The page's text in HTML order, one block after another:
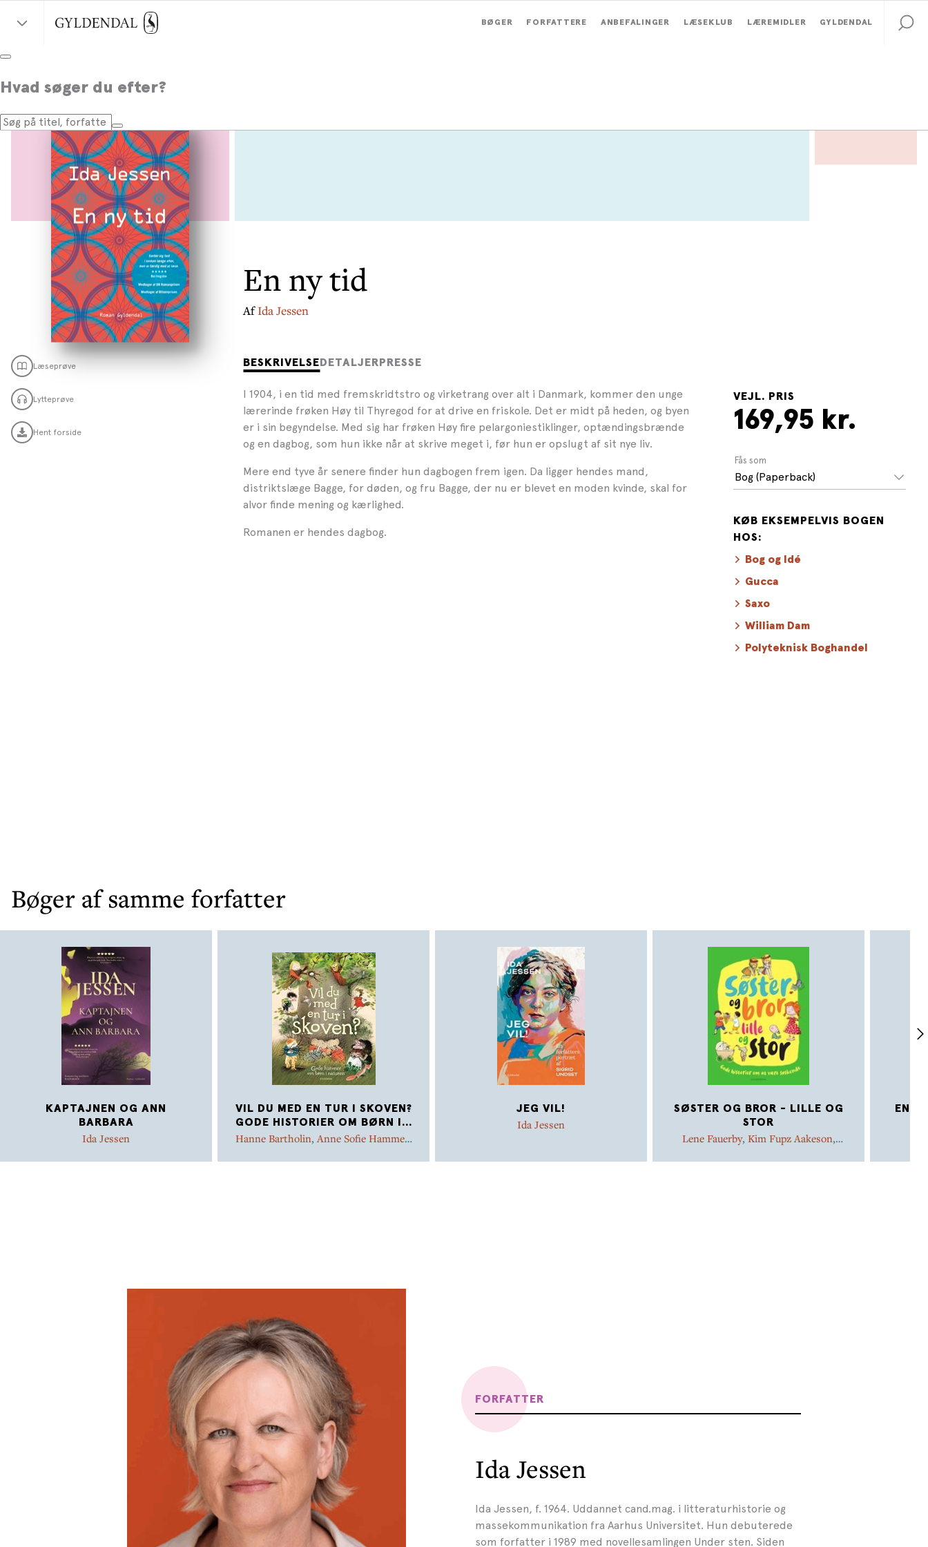
BØGER FORFATTERE ANBEFALINGER LÆSEKLUB LÆREMIDLER GYLDENDAL
Hvad søger du efter?
En ny tid
AfIda Jessen
Læseprøve
Lytteprøve
Hent forside
BESKRIVELSE DETALJER PRESSE
I 1904, i en tid med fremskridtstro og virketrang over alt i Danmark, kommer den unge
lærerinde frøken Høy til Thyregod for at drive en friskole. Det er midt på heden, og byen
er i sin begyndelse. Med sig har frøken Høy fire pelargoniestiklinger, optændingsbrænde
og en dagbog, som hun ikke når at skrive meget i, før hun er opslugt af sit nye liv.
Mere end tyve år senere finder hun dagbogen frem igen. Da ligger hendes mand,
distriktslæge Bagge, for døden, og fru Bagge, der nu er blevet en moden kvinde, skal for
alvor finde mening og kærlighed.
Romanen er hendes dagbog.
VEJL. PRIS
169,95 kr.
Fås som
Bog (Paperback)
KØB EKSEMPELVIS BOGEN
HOS:
Bog og Idé
Gucca
Saxo
William Dam
Polyteknisk Boghandel
Bøger af samme forfatter
KAPTAJNEN OG ANN
BARBARA
Ida Jessen
VIL DU MED EN TUR I SKOVEN?
GODE HISTORIER OM BØRN I ...
Hanne Bartholin, Anne Sofie Hammer,
Lea Letén,Astrid Lindgren,Ib Spang
JEG VIL!
Ida Jessen
SØSTER OG BROR - LILLE OG
STOR
Lene Fauerby, Kim Fupz Aakeson,
Ringtved,Hanne Bartholin,Rasmus
FORFATTER
Ida Jessen
Ida Jessen, f. 1964. Uddannet cand.mag. i litteraturhistorie og
massekommunikation fra Aarhus Universitet. Hun debuterede
som forfatter i 1989 med novellesamlingen Under sten. Siden